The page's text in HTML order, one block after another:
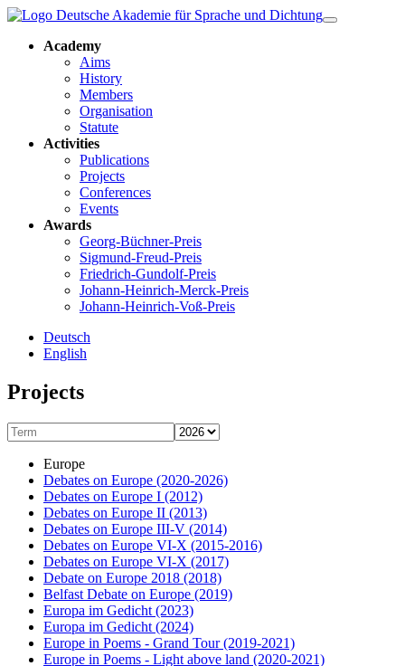
Academy
Aims
History
Members
Organisation
Statute
Activities
Publications
Projects
Conferences
Events
Awards
Georg-Büchner-Preis
Sigmund-Freud-Preis
Friedrich-Gundolf-Preis
Johann-Heinrich-Merck-Preis
Johann-Heinrich-Voß-Preis
Deutsch
English
Projects
Europe
Debates on Europe (2020-2026)
Debates on Europe I (2012)
Debates on Europe II (2013)
Debates on Europe III-V (2014)
Debates on Europe VI-X (2015-2016)
Debates on Europe VI-X (2017)
Debate on Europe 2018 (2018)
Belfast Debate on Europe (2019)
Europa im Gedicht (2023)
Europa im Gedicht (2024)
Europe in Poems - Grand Tour(2019-2021)
Europe in Poems - Light above land (2020-2021)